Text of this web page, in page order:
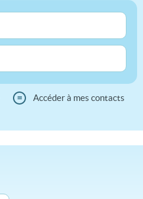
≡ Accéder à mes contacts